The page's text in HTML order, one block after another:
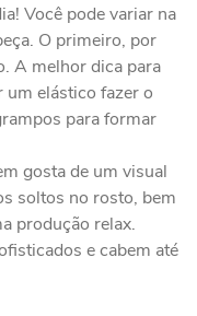
Você pode variar na
O primeiro, por
A melhor dica para
um elástico fazer o
para formar
gosta de um visual
soltos no rosto, bem
produção relax.
e cabem até